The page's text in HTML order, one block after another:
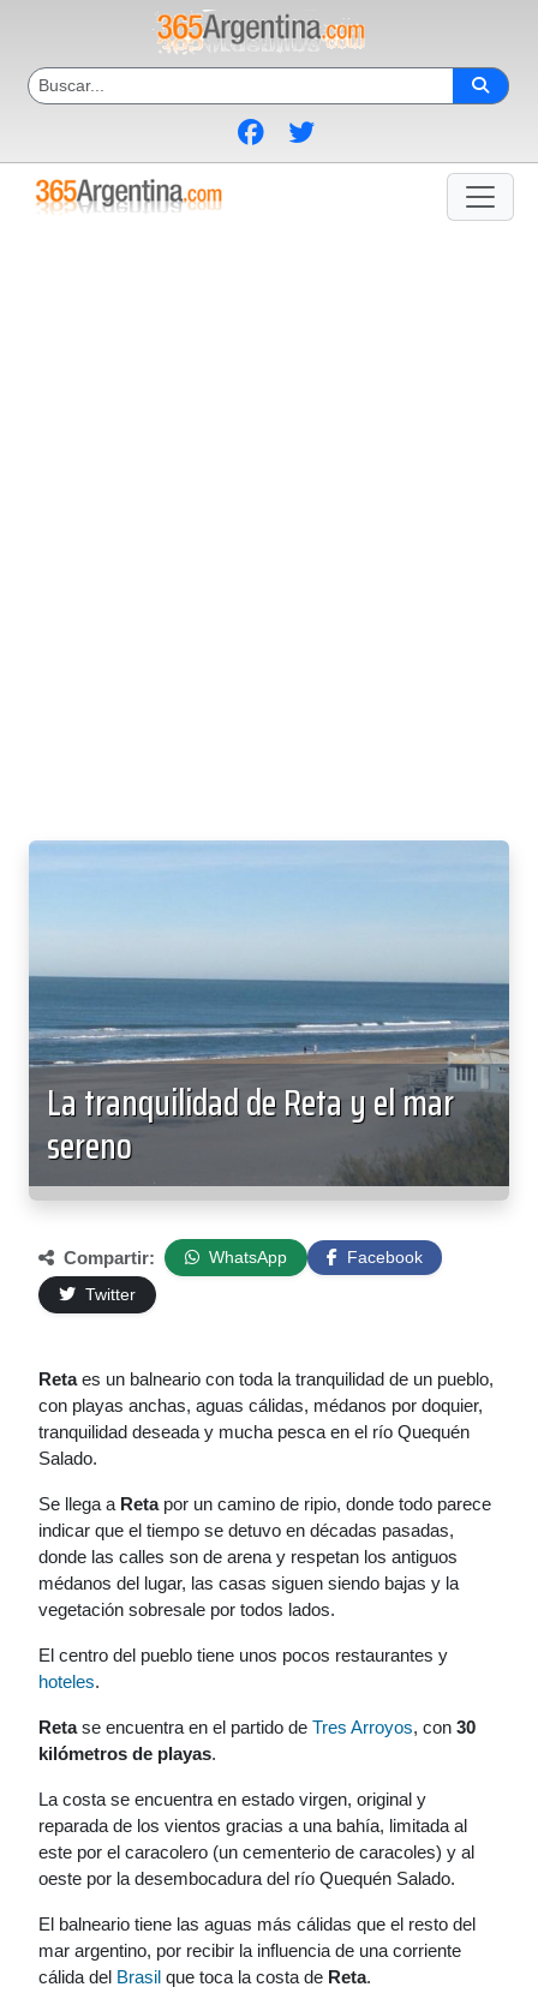
La tranquilidad de Reta y el mar
sereno
Compartir: WhatsApp
Facebook
Twitter
Retaes un balneario con toda la tranquilidad de un pueblo,
con playas anchas, aguas cálidas, médanos por doquier,
tranquilidad deseada y mucha pesca en el río Quequén
Salado.
Se llega a Retapor un camino de ripio, donde todo parece
indicar que el tiempo se detuvo en décadas pasadas,
donde las calles son de arena y respetan los antiguos
médanos del lugar, las casas siguen siendo bajas y la
vegetación sobresale por todos lados.
El centro del pueblo tiene unos pocos restaurantes y
hoteles.
Retase encuentra en el partido de Tres Arroyos, con 30
kilómetros de playas.
La costa se encuentra en estado virgen, original y
reparada de los vientos gracias a una bahía, limitada al
este por el caracolero (un cementerio de caracoles) y al
oeste por la desembocadura del río Quequén Salado.
El balneario tiene las aguas más cálidas que el resto del
mar argentino, por recibir la influencia de una corriente
cálida del Brasil que toca la costa de Reta.